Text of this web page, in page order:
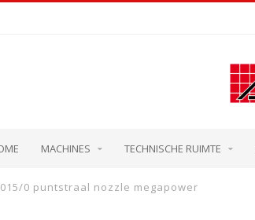
MACHINES TECHNISCHE RUIMTE
0 puntstraal nozzle megapower